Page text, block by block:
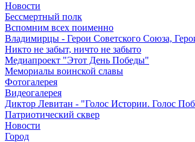
Новости
Бессмертный полк
Вспомним всех поименно
Владимирцы - Герои Советского Союза,
Никто не забыт, ничто не забыто
Медиапроект "Этот День Победы"
Мемориалы воинской славы
Фотогалерея
Видеогалерея
Диктор Левитан - "Голос Истории. Голос
Патриотический сквер
Новости
Город